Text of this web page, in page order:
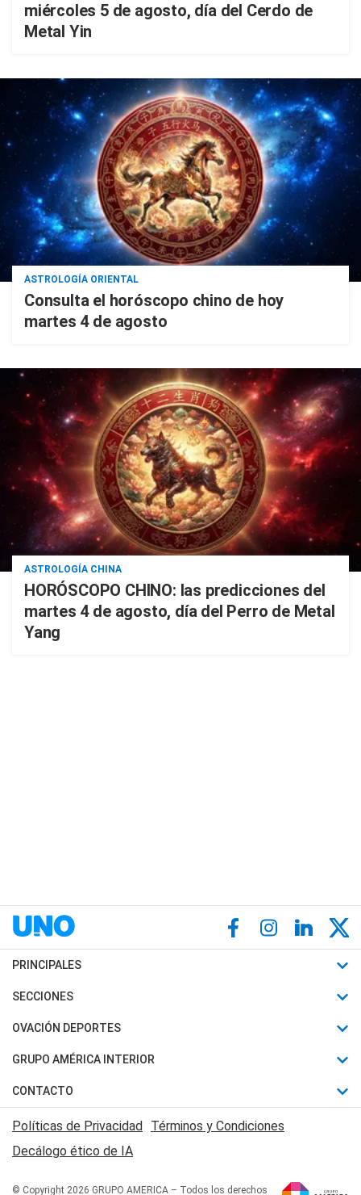
miércoles 5 de agosto, día del Cerdo de
Metal Yin
ASTROLOGÍA ORIENTAL
Consulta el horóscopo chino de hoy
martes 4 de agosto
ASTROLOGÍA CHINA
HORÓSCOPO CHINO: las predicciones del
martes 4 de agosto, día del Perro de Metal
Yang
PRINCIPALES
Últimas Noticias
Política
Judiciales
Economia
SECCIONES
Horóscopo
Motores
Trucos caseros
Series y Películas
Edictos y Solicitadas
OVACIÓN DEPORTES
Fútbol
Mundial
Automovilismo
Rugby
Básquet
GRUPO AMÉRICA INTERIOR
Canal 7 en Vivo
CONTACTO
Acerca de Nosotros
Contactanos
Políticas de Privacidad Términos y Condiciones
Decálogo ético de IA
© Copyright 2026 GRUPO AMERICA – Todos los derechos